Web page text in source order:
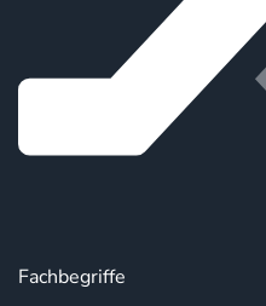
Fachbegriffe